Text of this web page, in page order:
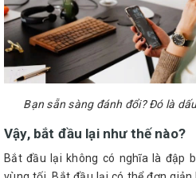
Bạn sẵn sàng đánh đổi? Đó là
Vậy, bắt đầu lại như thế nào?
Bắt đầu lại không có nghĩa là đập